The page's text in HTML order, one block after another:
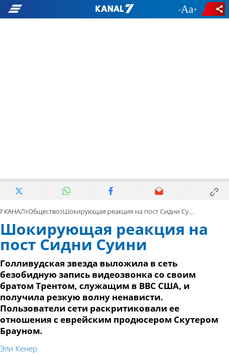
- +
7 КАНАЛ Общество Шокирующая реакция на пост Сидни Суини
Шокирующая реакция на
пост Сидни Суини
Голливудская звезда выложила в сеть
безобидную запись видеозвонка со своим
братом Трентом, служащим в ВВС США, и
получила резкую волну ненависти.
Пользователи сети раскритиковали ее
отношения с еврейским продюсером Скутером
Брауном.
Эли Кенер